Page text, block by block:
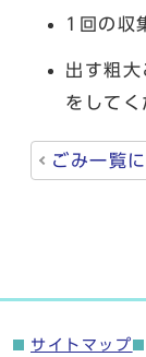
1回の収
出す粗
をしてく
ごみ一覧
サイトマップ